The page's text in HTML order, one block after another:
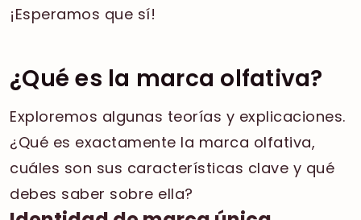
¡Esperamos que sí!
¿Qué es la marca olfativa?
Exploremos algunas teorías y explicaciones.
¿Qué es exactamente la marca olfativa,
cuáles son sus características clave y qué
debes saber sobre ella?